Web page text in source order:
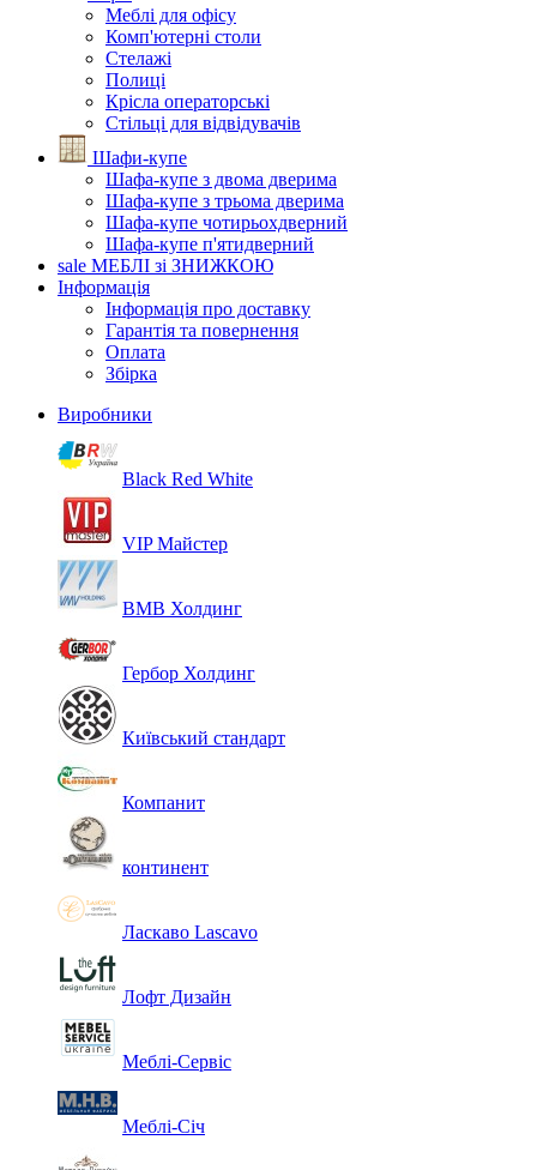
Меблі для офісу
Комп'ютерні столи
Стелажі
Полиці
Крісла операторські
Стільці для відвідувачів
Шафи-купе
Шафа-купе з двома дверима
Шафа-купе з трьома дверима
Шафа-купе чотирьохдверний
Шафа-купе п'ятидверний
sale МЕБЛІ зі ЗНИЖКОЮ
Інформація
Інформація про доставку
Гарантія та повернення
Оплата
Збірка
Виробники
Black Red White
VIP Майстер
ВМВ Холдинг
Гербор Холдинг
Київський стандарт
Компанит
континент
Ласкаво Lascavo
Лофт Дизайн
Меблі-Сервіс
Меблі-Січ